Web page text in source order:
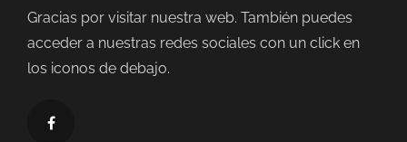
Gracias por visitar nuestra web. También puedes
acceder a nuestras redes sociales con un click en
los iconos de debajo.